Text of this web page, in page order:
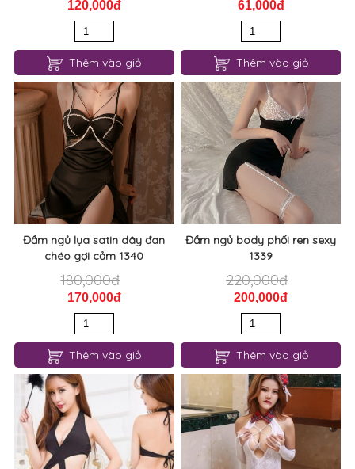
Set đồ lót nữ sinh hư hỏng
1346
140,000đ
120,000đ
Thêm vào giỏ
Set đồ lót gợi cảm lụa satin
1345
70,000đ
61,000đ
Thêm vào giỏ
Đầm ngủ lụa satin dây đan
chéo gợi cảm 1340
Đầm ngủ body phối ren sexy
1339